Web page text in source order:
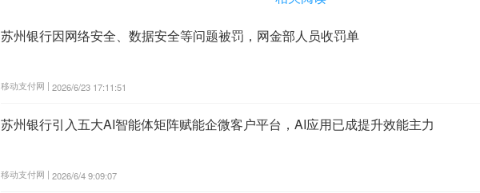
苏州银行因网络安全、数据安全等问题被罚，网金部人员收罚单
移动支付网 | 2026/6/23 17:11:51
苏州银行引入五大AI智能体矩阵赋能企微客户平台，AI应用已成提升效能主力
移动支付网 | 2026/6/4 9:09:07